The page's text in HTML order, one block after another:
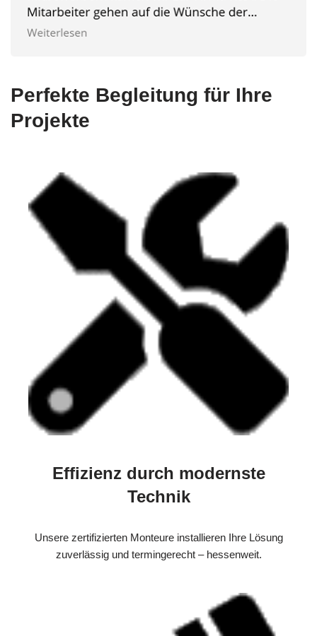
Perfekte Begleitung für Ihre
Projekte
Effizienz durch modernste
Technik
Unsere zertifizierten Monteure installieren Ihre Lösung
zuverlässig und termingerecht – hessenweit.